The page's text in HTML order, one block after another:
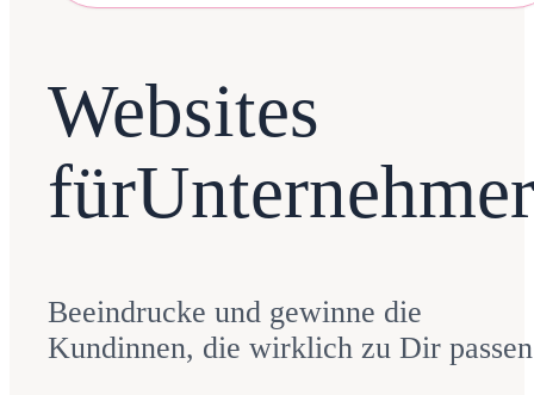
Websites
für
Beeindrucke und gewinne die
Kundinnen, die wirklich zu Dir